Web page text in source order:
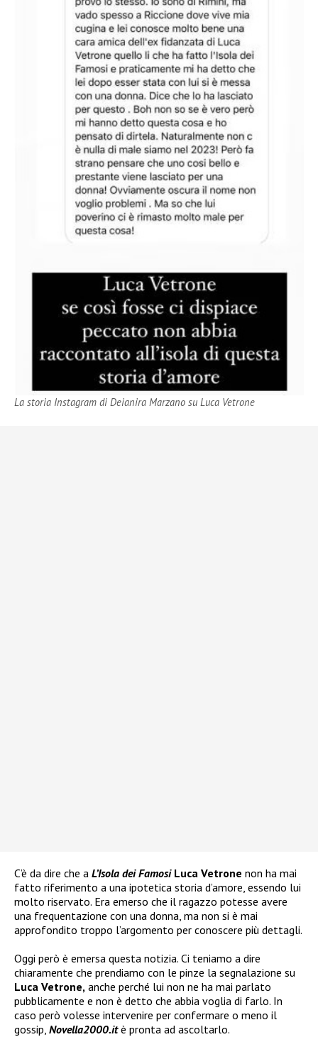
La storia Instagram di Deianira Marzano su Luca Vetrone
C’è da dire che a L’Isola dei Famosi Luca Vetrone non ha mai
fatto riferimento a una ipotetica storia d’amore, essendo lui
molto riservato. Era emerso che il ragazzo potesse avere
una frequentazione con una donna, ma non si è mai
approfondito troppo l’argomento per conoscere più dettagli.
Oggi però è emersa questa notizia. Ci teniamo a dire
chiaramente che prendiamo con le pinze la segnalazione su
Luca Vetrone, anche perché lui non ne ha mai parlato
pubblicamente e non è detto che abbia voglia di farlo. In
caso però volesse intervenire per confermare o meno il
gossip, Novella2000.itè pronta ad ascoltarlo.